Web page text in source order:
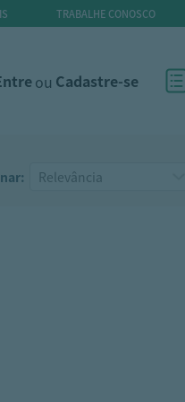
TRABALHE CONOSCO
ou Cadastre-se